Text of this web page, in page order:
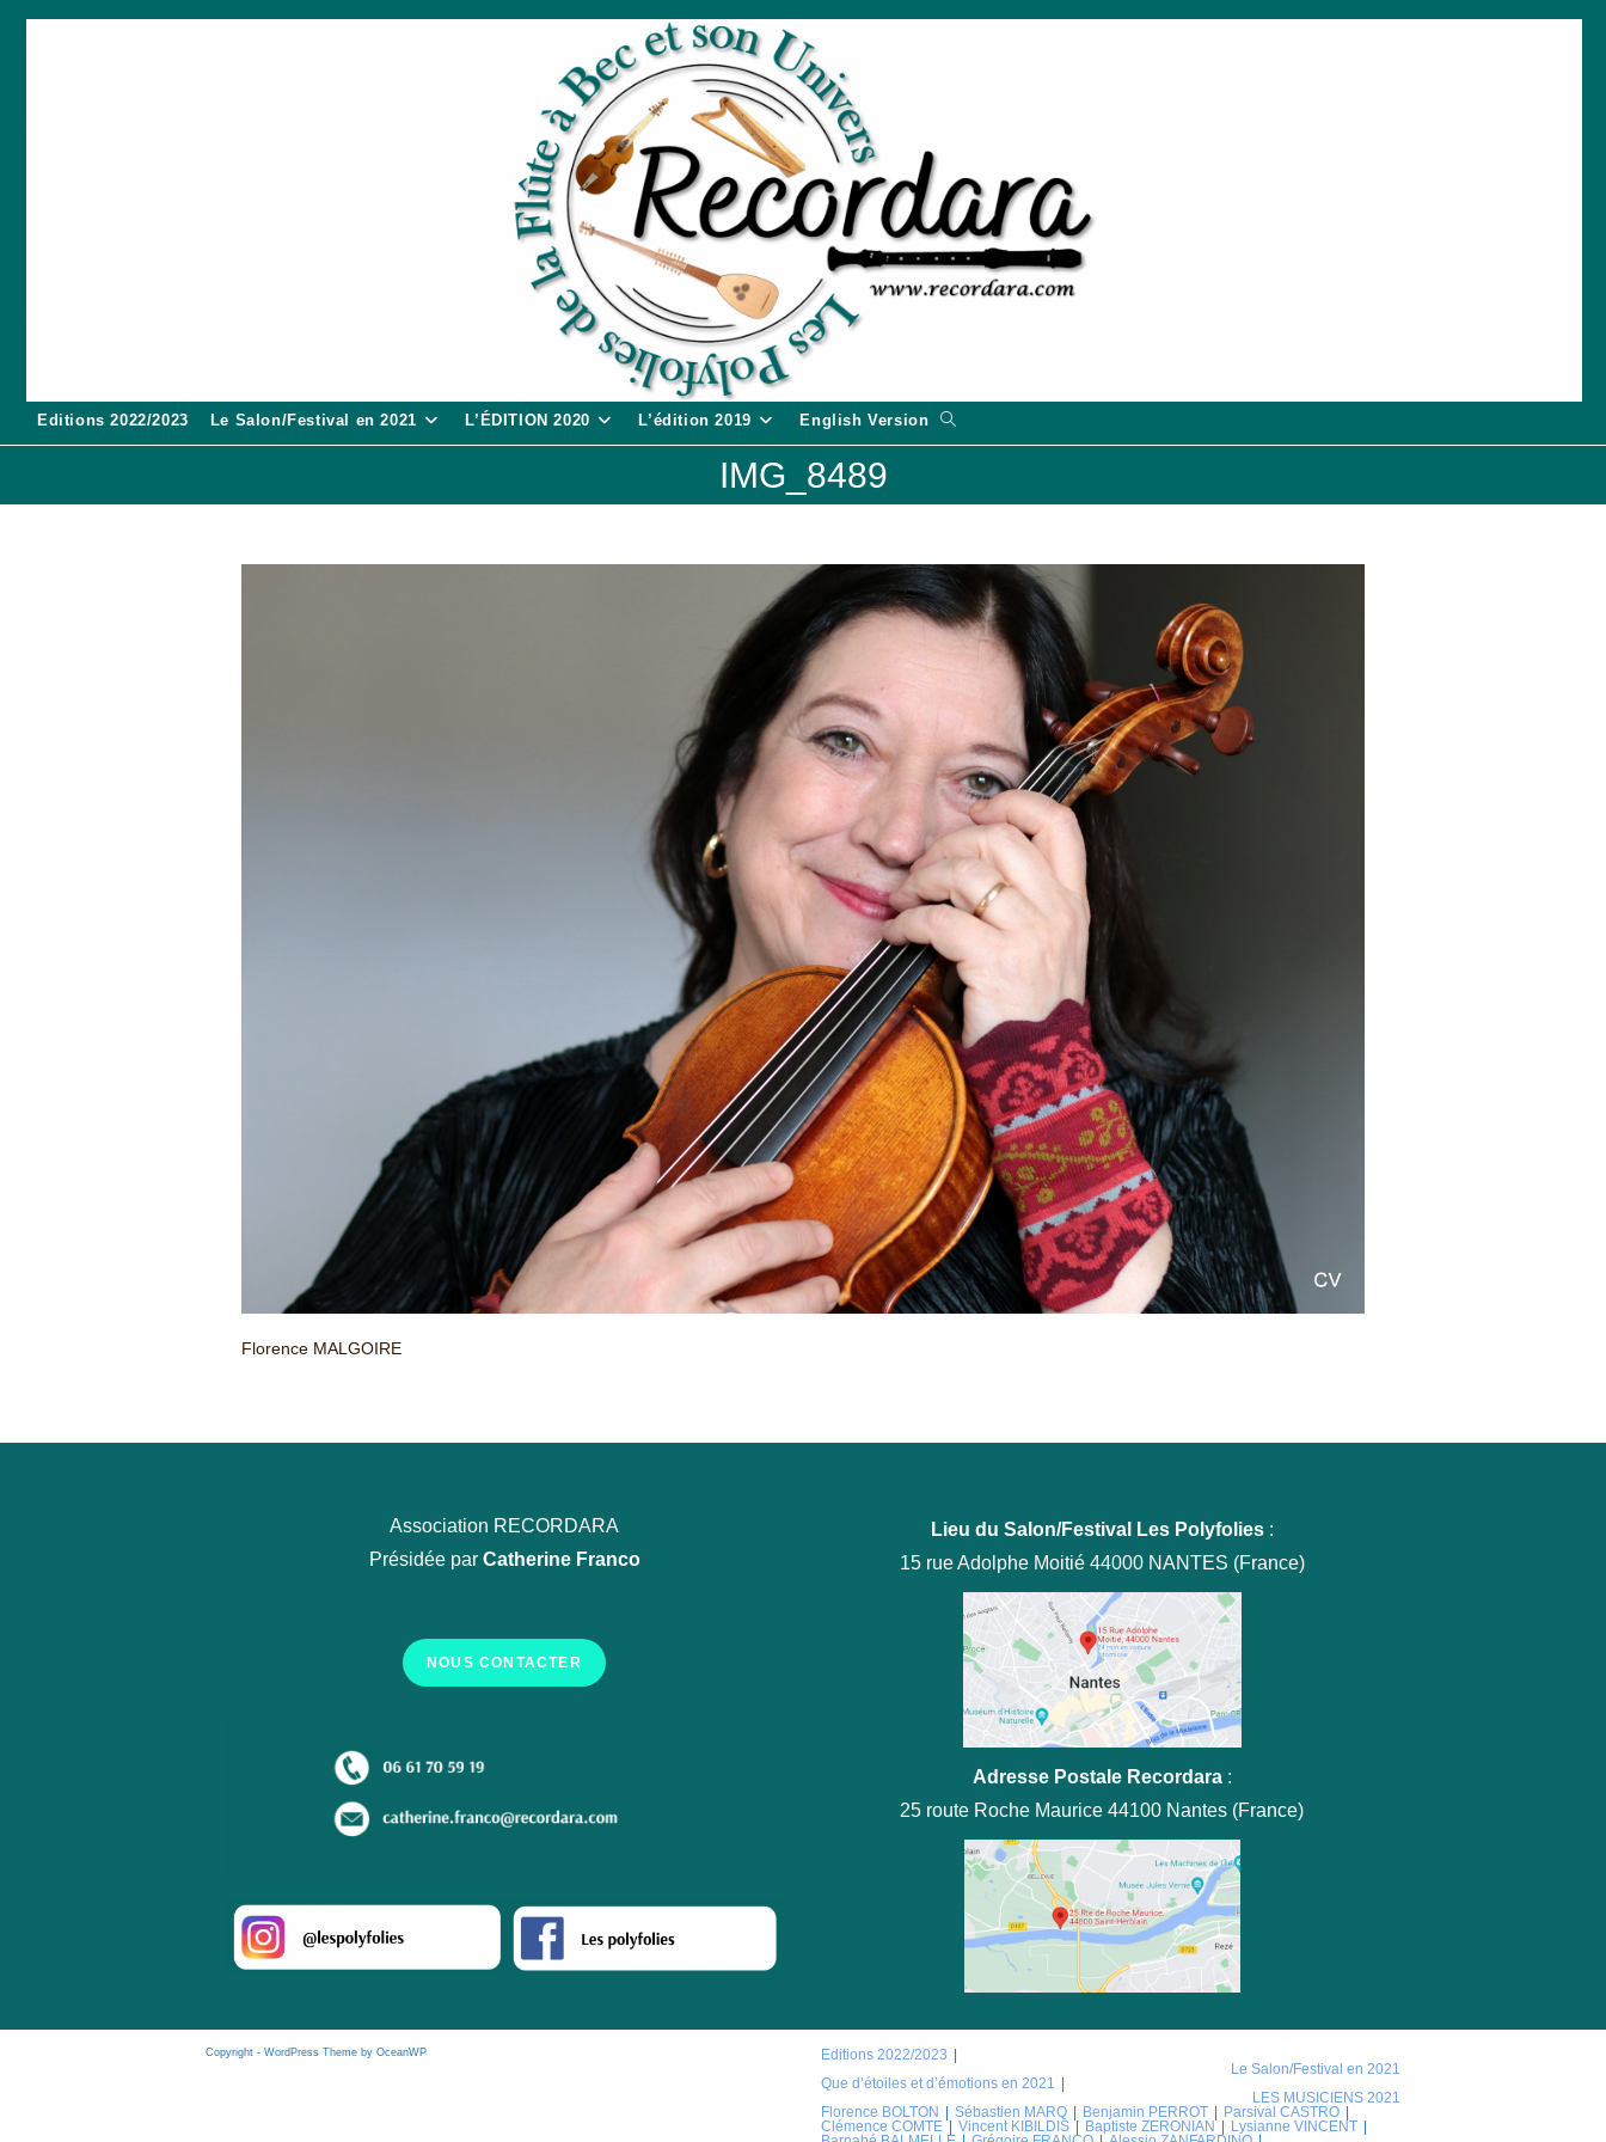
Editions 2022/2023 Le Salon/Festival en 2021 L’ÉDITION 2020 L’édition 2019 English Version
Toggle
IMG_8489
Florence MALGOIRE
Association RECORDARA
Présidée par Catherine Franco
NOUS CONTACTER
Lieu du Salon/Festival Les Polyfolies:
15 rue Adolphe Moitié 44000 NANTES (France)
Adresse Postale Recordara:
25 route Roche Maurice 44100 Nantes (France)
Editions 2022/2023
Le Salon/Festival en 2021
Que d’étoiles et d’émotions en 2021
LES MUSICIENS 2021
Florence BOLTON
Sébastien MARQ Benjamin PERROT
Parsival CASTRO
Clémence COMTE
Vincent KIBILDIS Baptiste ZERONIAN
Lysianne VINCENT
Copyright - WordPress Theme by OceanWP